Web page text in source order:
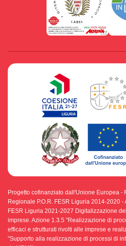
Progetto cofinanziato dall'Unione Europea -
Regionale P.O.R. FESR Liguria 2014-2020 -
FESR Liguria 2021-2027 Digitalizzazione
imprese. Azione 1.3.5 "Realizzazione di
efficaci e strutturati rivolti alle imprese e
"Supporto alla realizzazione di processi di